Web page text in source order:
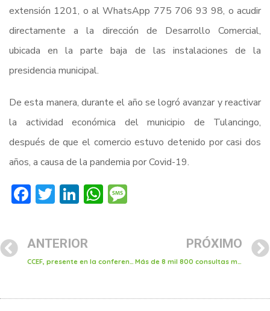
extensión 1201, o al WhatsApp 775 706 93 98, o acudir
directamente a la dirección de Desarrollo Comercial,
ubicada en la parte baja de las instalaciones de la
presidencia municipal.
De esta manera, durante el año se logró avanzar y reactivar
la actividad económica del municipio de Tulancingo,
después de que el comercio estuvo detenido por casi dos
años, a causa de la pandemia por Covid-19.
Facebook
Twitter
LinkedIn
WhatsApp
ANTERIOR
CCEF, presente en la conferencia “prevención del consumo del alcohol”
PRÓXIMO
Más de 8 mil 800 consultas médicas y 894 dentales han sido proporcionadas con salud a tu alcance y la dirección de sanidad municipal en Tulancingo